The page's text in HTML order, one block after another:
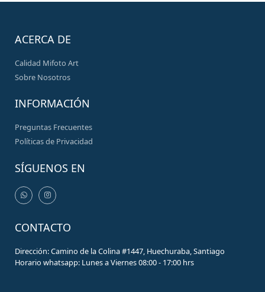
ACERCA DE
Calidad Mifoto Art
Sobre Nosotros
INFORMACIÓN
Preguntas Frecuentes
Políticas de Privacidad
SÍGUENOS EN
CONTACTO
Dirección: Camino de la Colina #1447, Huechuraba, Santiago
Horario whatsapp: Lunes a Viernes 08:00 - 17:00 hrs